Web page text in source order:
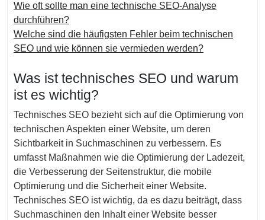
Wie oft sollte man eine technische SEO-Analyse
durchführen?
Welche sind die häufigsten Fehler beim technischen
SEO und wie können sie vermieden werden?
Was ist technisches SEO und warum
ist es wichtig?
Technisches SEO bezieht sich auf die Optimierung von
technischen Aspekten einer Website, um deren
Sichtbarkeit in Suchmaschinen zu verbessern. Es
umfasst Maßnahmen wie die Optimierung der Ladezeit,
die Verbesserung der Seitenstruktur, die mobile
Optimierung und die Sicherheit einer Website.
Technisches SEO ist wichtig, da es dazu beiträgt, dass
Suchmaschinen den Inhalt einer Website besser